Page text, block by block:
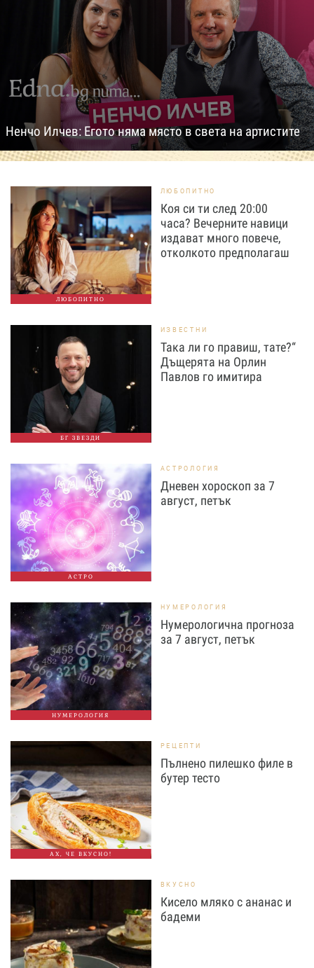
Ненчо Илчев: Егото няма място в света на артистите
ЛЮБОПИТНО
ЛЮБОПИТНО
Коя си ти след 20:00
часа? Вечерните навици
издават много повече,
отколкото предполагаш
БГ ЗВЕЗДИ
ИЗВЕСТНИ
Така ли го правиш, тате?“
Дъщерята на Орлин
Павлов го имитира
АСТРО
АСТРОЛОГИЯ
Дневен хороскоп за 7
август, петък
НУМЕРОЛОГИЯ
НУМЕРОЛОГИЯ
Нумерологична прогноза
за 7 август, петък
АХ, ЧЕ ВКУСНО!
РЕЦЕПТИ
Пълнено пилешко филе в
бутер тесто
ВКУСНО
Кисело мляко с ананас и
бадеми